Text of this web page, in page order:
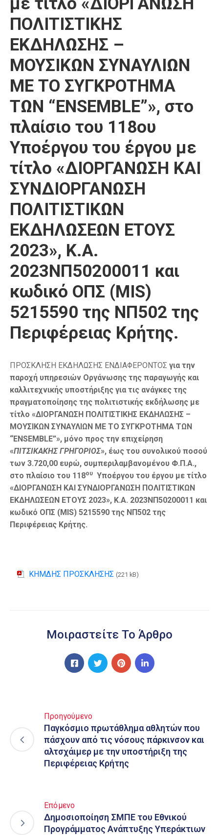
ΠΟΛΙΤΙΣΤΙΚΗΣ
ΕΚΔΗΛΩΣΗΣ –
ΜΟΥΣΙΚΩΝ ΣΥΝΑΥΛΙΩΝ
ΜΕ ΤΟ ΣΥΓΚΡΟΤΗΜΑ
ΤΩΝ “ENSEMBLE”», στο
πλαίσιο του 118ου
Υποέργου του έργου με
τίτλο «ΔΙΟΡΓΑΝΩΣΗ ΚΑΙ
ΣΥΝΔΙΟΡΓΑΝΩΣΗ
ΠΟΛΙΤΙΣΤΙΚΩΝ
ΕΚΔΗΛΩΣΕΩΝ ΕΤΟΥΣ
2023», Κ.Α.
2023ΝΠ50200011 και
κωδικό ΟΠΣ (MIS)
5215590 της ΝΠ502 της
Περιφέρειας Κρήτης.
ΠΡΟΣΚΛΗΣΗ ΕΚΔΗΛΩΣΗΣ ΕΝΔΙΑΦΕΡΟΝΤΟΣ για την
παροχή υπηρεσιών Οργάνωσης της παραγωγής και
καλλιτεχνικής υποστήριξης για τις ανάγκες της
πραγματοποίησης της πολιτιστικής εκδήλωσης με
τίτλο «ΔΙΟΡΓΑΝΩΣΗ ΠΟΛΙΤΙΣΤΙΚΗΣ ΕΚΔΗΛΩΣΗΣ –
ΜΟΥΣΙΚΩΝ ΣΥΝΑΥΛΙΩΝ ΜΕ ΤΟ ΣΥΓΚΡΟΤΗΜΑ ΤΩΝ
“ENSEMBLE”», μόνο προς την επιχείρηση
«ΠΙΤΣΙΚΑΚΗΣ ΓΡΗΓΟΡΙΟΣ», έως του συνολικού ποσού
των 3.720,00 ευρώ, συμπεριλαμβανομένου Φ.Π.Α.,
στο πλαίσιο του 118ου Υποέργου του έργου με τίτλο
«ΔΙΟΡΓΑΝΩΣΗ ΚΑΙ ΣΥΝΔΙΟΡΓΑΝΩΣΗ ΠΟΛΙΤΙΣΤΙΚΩΝ
ΕΚΔΗΛΩΣΕΩΝ ΕΤΟΥΣ 2023», Κ.Α. 2023ΝΠ50200011 και
κωδικό ΟΠΣ (MIS) 5215590 της ΝΠ502 της
Περιφέρειας Κρήτης.
ΚΗΜΔΗΣ ΠΡΟΣΚΛΗΣΗΣ (221 kB)
Μοιραστείτε Το Άρθρο
Προηγούμενο
Παγκόσμιο πρωτάθλημα αθλητών που
πάσχουν από τις νόσους πάρκινσον και
αλτσχάιμερ με την υποστήριξη της
Περιφέρειας Κρήτης
Επόμενο
Δημοσιοποίηση ΣΜΠΕ του Εθνικού
Προγράμματος Ανάπτυξης Υπεράκτιων